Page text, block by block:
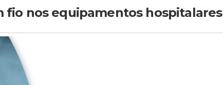
fio nos equipamentos hospitalares